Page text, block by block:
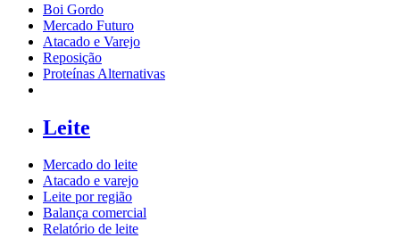
Boi Gordo
Mercado Futuro
Atacado e Varejo
Reposição
Proteínas Alternativas
Leite
Mercado do leite
Atacado e varejo
Leite por região
Balança comercial
Relatório de leite